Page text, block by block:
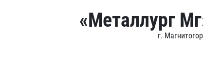
«Металлург
г.